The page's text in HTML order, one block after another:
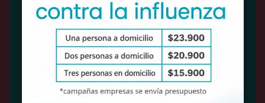
Nombre